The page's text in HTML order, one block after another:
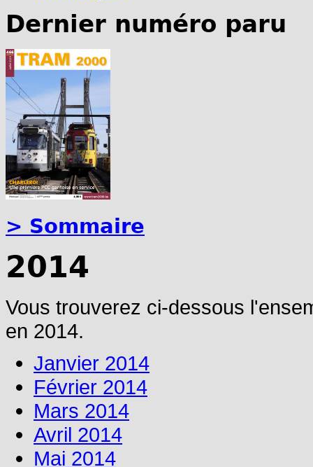
Dernier numéro paru
> Sommaire
2014
Vous trouverez ci-dessous
en 2014.
Janvier 2014
Février 2014
Mars 2014
Avril 2014
Mai 2014